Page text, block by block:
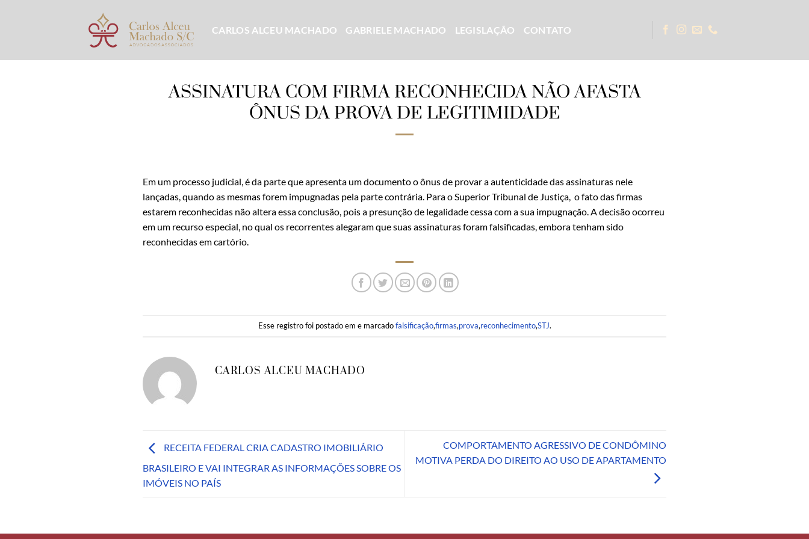
CARLOS ALCEU MACHADO GABRIELE MACHADO LEGISLAÇÃO CONTATO
ASSINATURA COM FIRMA RECONHECIDA NÃO AFASTA
ÔNUS DA PROVA DE LEGITIMIDADE
Em um processo judicial, é da parte que apresenta um documento o ônus de provar a autenticidade das assinaturas nele
lançadas, quando as mesmas forem impugnadas pela parte contrária. Para o Superior Tribunal de Justiça, o fato das firmas
estarem reconhecidas não altera essa conclusão, pois a presunção de legalidade cessa com a sua impugnação. A decisão ocorreu
em um recurso especial, no qual os recorrentes alegaram que suas assinaturas foram falsificadas, embora tenham sido
reconhecidas em cartório.
Esse registro foi postado em e marcadofalsificação,firmas,prova,reconhecimento,STJ.
CARLOS ALCEU MACHADO
RECEITA FEDERAL CRIA CADASTRO IMOBILIÁRIO
BRASILEIRO E VAI INTEGRAR AS INFORMAÇÕES SOBRE OS
IMÓVEIS NO PAÍS
COMPORTAMENTO AGRESSIVO DE CONDÔMINO
MOTIVA PERDA DO DIREITO AO USO DE APARTAMENTO